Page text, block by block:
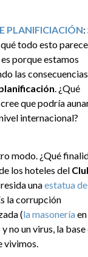
PLANIFICIACIÓN:
todo esto parece
es porque estamos
las
. ¿Qué
que podría
internacional?
modo. ¿Qué
los hoteles del
unaestatua
la corrupción
(la masonería
no un virus, la base
vivimos.